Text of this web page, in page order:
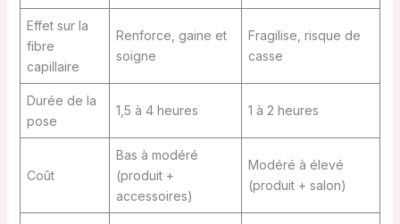
Effet sur la
fibre
capillaire
Renforce, gaine et
soigne
Fragilise, risque de
casse
Durée de la
pose
1,5 à 4 heures 1 à 2 heures
Coût
Bas à modéré
(produit +
accessoires)
Modéré à élevé
(produit + salon)